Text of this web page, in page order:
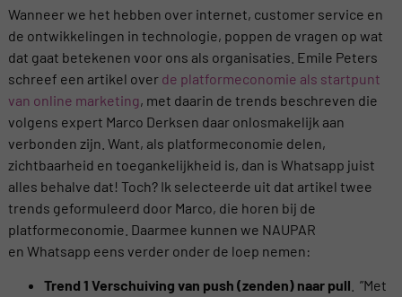
Wanneer we het hebben over internet, customer service en
de ontwikkelingen in technologie, poppen de vragen op wat
dat gaat betekenen voor ons als organisaties. Emile Peters
schreef een artikel over de platformeconomie als startpunt
van online marketing, met daarin de trends beschreven die
volgens expert Marco Derksen daar onlosmakelijk aan
verbonden zijn. Want, als platformeconomie delen,
zichtbaarheid en toegankelijkheid is, dan is Whatsapp juist
alles behalve dat! Toch? Ik selecteerde uit dat artikel twee
trends geformuleerd door Marco, die horen bij de
platformeconomie. Daarmee kunnen we NAUPAR
en Whatsapp eens verder onder de loep nemen:
Trend 1 Verschuiving van push (zenden) naar pull . ”Met